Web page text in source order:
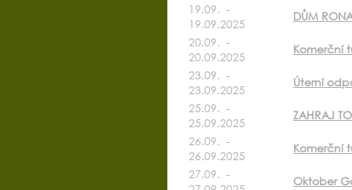
19.09. -
19.09.2025
DŮM
20.09. -
20.09.2025
Komerční
23.09. -
23.09.2025
Úterní
25.09. -
25.09.2025
ZAHRAJ
26.09. -
26.09.2025
Komerční
27.09. -
Oktober